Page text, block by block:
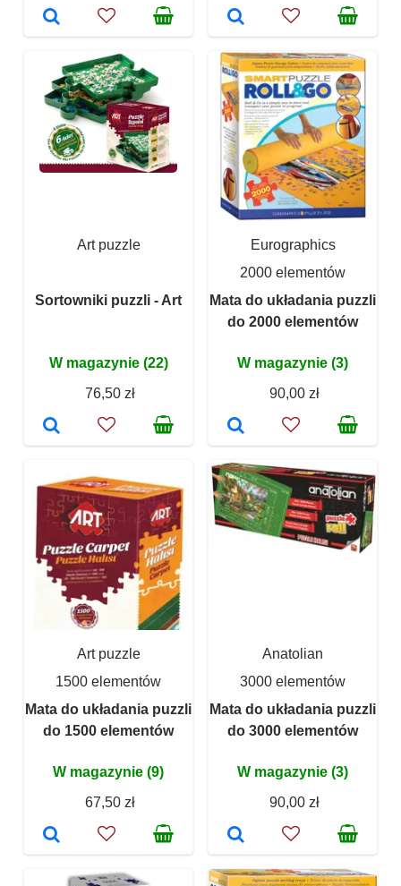
Art puzzle
Sortowniki puzzli - Art
W magazynie (22)
76,50 zł
Eurographics
2000 elementów
Mata do układania puzzli
do 2000 elementów
W magazynie (3)
90,00 zł
Art puzzle
1500 elementów
Mata do układania puzzli
do 1500 elementów
W magazynie (9)
67,50 zł
Anatolian
3000 elementów
Mata do układania puzzli
do 3000 elementów
W magazynie (3)
90,00 zł